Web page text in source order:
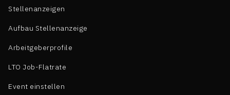
Stellenanzeigen
Aufbau Stellenanzeige
Arbeitgeberprofile
LTO Job-Flatrate
Event einstellen